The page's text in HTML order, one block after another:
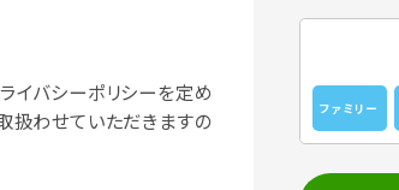
イバシーポリシーを定め
扱わせていただきますの
ファミリー